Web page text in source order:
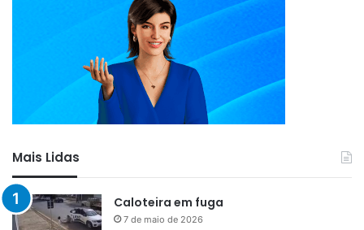
Mais Lidas
Caloteira em fuga
7 de maio de 2026